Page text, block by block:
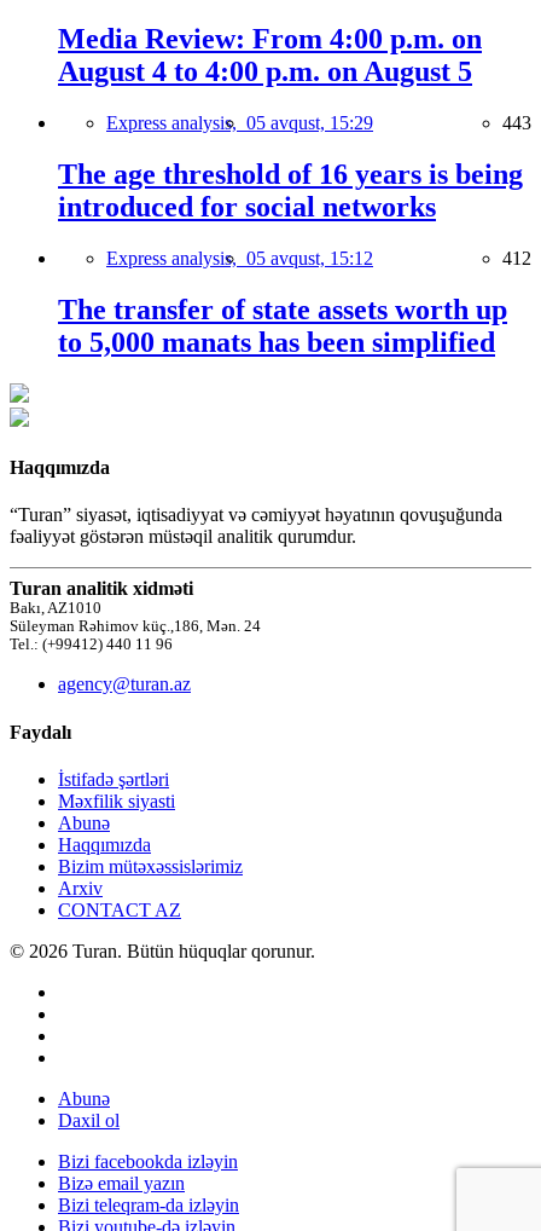
Media Review: From 4:00 p.m. on
August 4 to 4:00 p.m. on August 5
Express analysis, 05 avqust, 15:29 443
The age threshold of 16 years is being
introduced for social networks
Express analysis, 05 avqust, 15:12 412
The transfer of state assets worth up
to 5,000 manats has been simplified
Haqqımızda
“Turan” siyasət, iqtisadiyyat və cəmiyyət həyatının qovuşuğunda
fəaliyyət göstərən müstəqil analitik qurumdur.
Turan analitik xidməti
Bakı, AZ1010
Süleyman Rəhimov küç.,186, Mən. 24
Tel.: (+99412) 440 11 96
agency@turan.az
Faydalı
İstifadə şərtləri
Məxfilik siyasti
Abunə
Haqqımızda
Bizim mütəxəssislərimiz
Arxiv
CONTACT AZ
© 2026 Turan. Bütün hüquqlar qorunur.
Abunə
Daxil ol
Bizi facebookda izləyin
Bizə email yazın
Bizi teleqram-da izləyin
Bizi youtube-də izləyin